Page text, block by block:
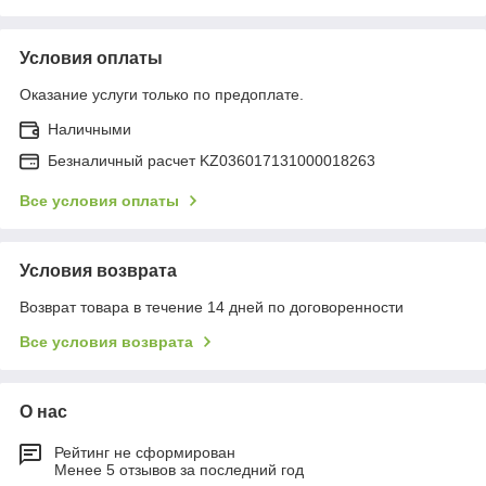
Условия оплаты
Оказание услуги только по предоплате.
Наличными
Безналичный расчет KZ036017131000018263
Все условия оплаты
Условия возврата
Возврат товара в течение 14 дней по договоренности
Все условия возврата
О нас
Рейтинг не сформирован
Менее 5 отзывов за последний год